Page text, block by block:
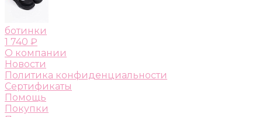
ботинки
1 740 ₽
О компании
Новости
Политика конфиденциальности
Сертификаты
Помощь
Покупки